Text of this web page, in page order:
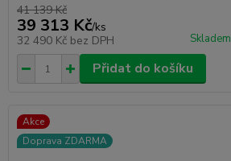
41 139 Kč
39 313 Kč/ks
32 490 Kč bez DPH Skladem
Přidat do košíku
Akce
Doprava ZDARMA